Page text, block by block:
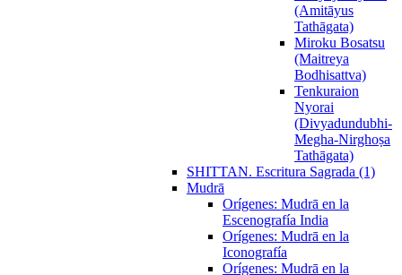
(Amitāyus
Tathāgata)
Miroku Bosatsu
(Maitreya
Bodhisattva)
Tenkuraion
Nyorai
(Divyadundubhi-
Megha-Nirghoṣa
Tathāgata)
SHITTAN. Escritura Sagrada (1)
Mudrā
Orígenes: Mudrā en la
Escenografía India
Orígenes: Mudrā en la
Iconografía
Orígenes: Mudrā en la